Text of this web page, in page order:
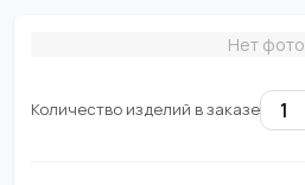
Нет фото
Количество изделий в заказе 1